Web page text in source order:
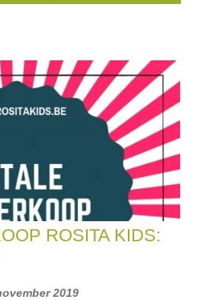
ROSITA KIDS:
2019